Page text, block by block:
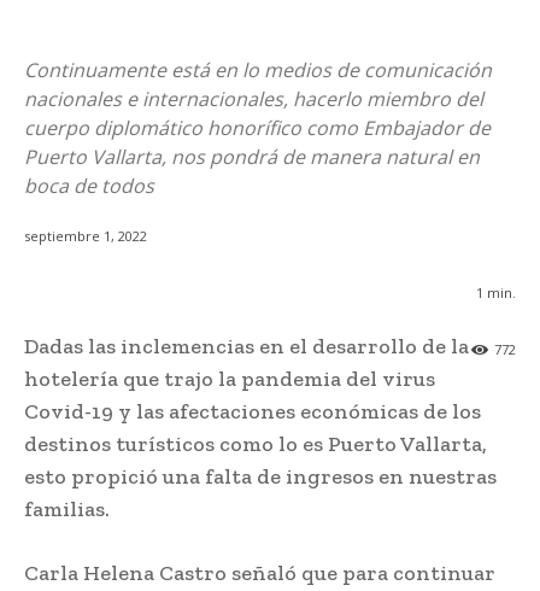
Continuamente está en lo medios de comunicación
nacionales e internacionales, hacerlo miembro del
cuerpo diplomático honorífico como Embajador de
Puerto Vallarta, nos pondrá de manera natural en
boca de todos
septiembre 1, 2022
1 min.
772
Dadas las inclemencias en el desarrollo de la
hotelería que trajo la pandemia del virus
Covid-19 y las afectaciones económicas de los
destinos turísticos como lo es Puerto Vallarta,
esto propició una falta de ingresos en nuestras
familias.
Carla Helena Castro señaló que para continuar